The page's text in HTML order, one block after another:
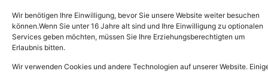
Wir benötigen Ihre Einwilligung, bevor Sie unsere Website weiter besuchen
können.Wenn Sie unter 16 Jahre alt sind und Ihre Einwilligung zu optionalen
Services geben möchten, müssen Sie Ihre Erziehungsberechtigten um
Erlaubnis bitten.
Wir verwenden Cookies und andere Technologien auf unserer Website.
Tel.:(02646) 915928
info@katzenschutzfreunde.de
Im Brandenfeld 22